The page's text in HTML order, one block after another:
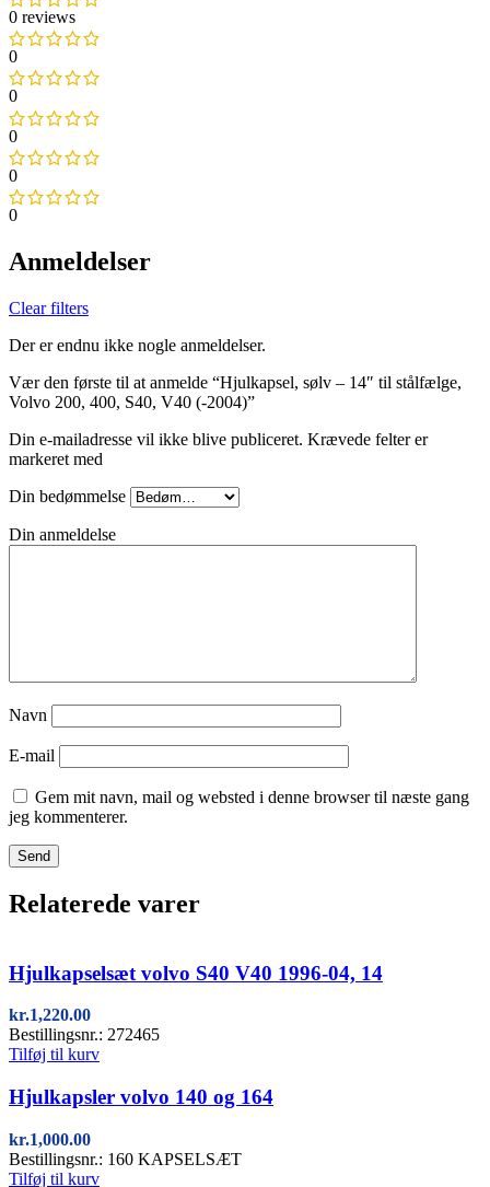
0 reviews
0
0
0
0
0
Anmeldelser
Clear filters
Der er endnu ikke nogle anmeldelser.
Vær den første til at anmelde “Hjulkapsel, sølv – 14″ til stålfælge,
Volvo 200, 400, S40, V40 (-2004)”
Din e-mailadresse vil ikke blive publiceret. Krævede felter er
markeret med
Din bedømmelse
Din anmeldelse
Navn
E-mail
Gem mit navn, mail og websted i denne browser til næste gang
jeg kommenterer.
Relaterede varer
Hjulkapselsæt volvo S40 V40 1996-04, 14
kr.1,220.00
Bestillingsnr.: 272465
Tilføj til kurv
Hjulkapsler volvo 140 og 164
kr.1,000.00
Bestillingsnr.: 160 KAPSELSÆT
Tilføj til kurv